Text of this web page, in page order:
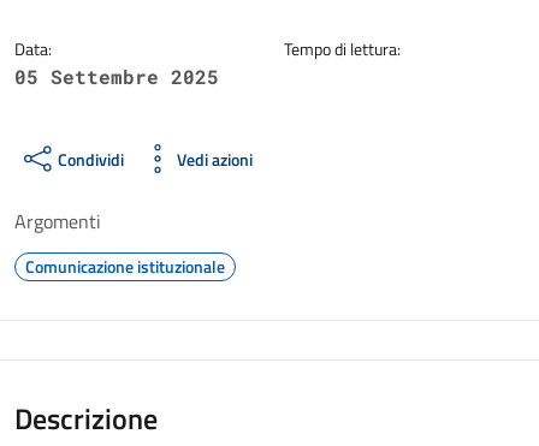
Data:
05 Settembre 2025
Tempo di lettura:
Condividi Vedi azioni
Argomenti
Comunicazione istituzionale
Descrizione